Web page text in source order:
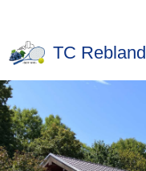
TC Rebland